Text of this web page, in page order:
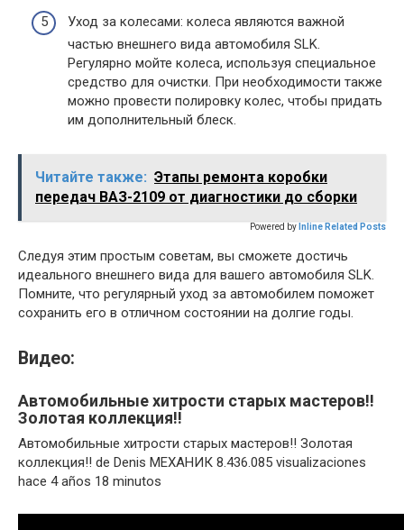
Уход за колесами: колеса являются важной
частью внешнего вида автомобиля SLK.
Регулярно мойте колеса, используя специальное
средство для очистки. При необходимости также
можно провести полировку колес, чтобы придать
им дополнительный блеск.
Читайте также: Этапы ремонта коробки
передач ВАЗ-2109 от диагностики до сборки
Powered by Inline Related Posts
Следуя этим простым советам, вы сможете достичь
идеального внешнего вида для вашего автомобиля SLK.
Помните, что регулярный уход за автомобилем поможет
сохранить его в отличном состоянии на долгие годы.
Видео:
Автомобильные хитрости старых мастеров!!
Золотая коллекция!!
Автомобильные хитрости старых мастеров!! Золотая
коллекция!! de Denis МЕХАНИК 8.436.085 visualizaciones
hace 4 años 18 minutos